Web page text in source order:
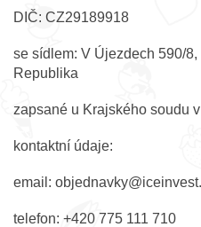
DIČ: CZ29189918
se sídlem: V Újezdech 590/
Republika
zapsané u Krajského soudu
kontaktní údaje:
email:
telefon: +420 775 111 710